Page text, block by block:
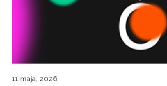
11 maja, 2026